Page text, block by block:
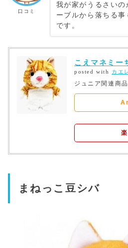
口コミ
我が家がうるさい
ーブルから落ちる
です。
こえマネミー
posted with カエ
ジュニア関連商品
まねっこ豆シバ